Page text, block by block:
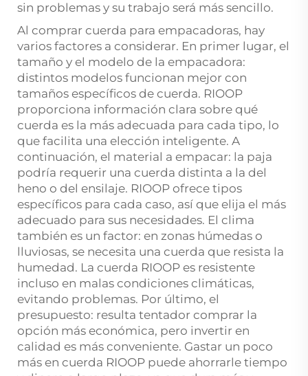
sin problemas y su trabajo será más sencillo.
Al comprar cuerda para empacadoras, hay
varios factores a considerar. En primer lugar, el
tamaño y el modelo de la empacadora:
distintos modelos funcionan mejor con
tamaños específicos de cuerda. RIOOP
proporciona información clara sobre qué
cuerda es la más adecuada para cada tipo, lo
que facilita una elección inteligente. A
continuación, el material a empacar: la paja
podría requerir una cuerda distinta a la del
heno o del ensilaje. RIOOP ofrece tipos
específicos para cada caso, así que elija el más
adecuado para sus necesidades. El clima
también es un factor: en zonas húmedas o
lluviosas, se necesita una cuerda que resista la
humedad. La cuerda RIOOP es resistente
incluso en malas condiciones climáticas,
evitando problemas. Por último, el
presupuesto: resulta tentador comprar la
opción más económica, pero invertir en
calidad es más conveniente. Gastar un poco
más en cuerda RIOOP puede ahorrarle tiempo